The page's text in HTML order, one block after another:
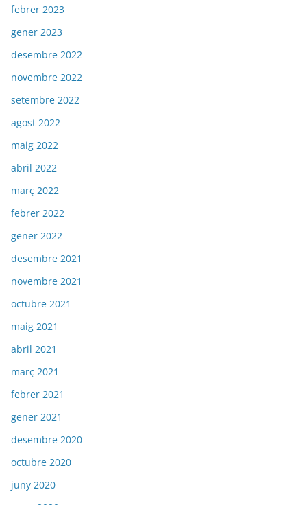
febrer 2023
gener 2023
desembre 2022
novembre 2022
setembre 2022
agost 2022
maig 2022
abril 2022
març 2022
febrer 2022
gener 2022
desembre 2021
novembre 2021
octubre 2021
maig 2021
abril 2021
març 2021
febrer 2021
gener 2021
desembre 2020
octubre 2020
juny 2020